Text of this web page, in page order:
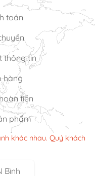
toán
thông tin
hàng
tiền
phẩm
khác nhau. Quý khách
Bình